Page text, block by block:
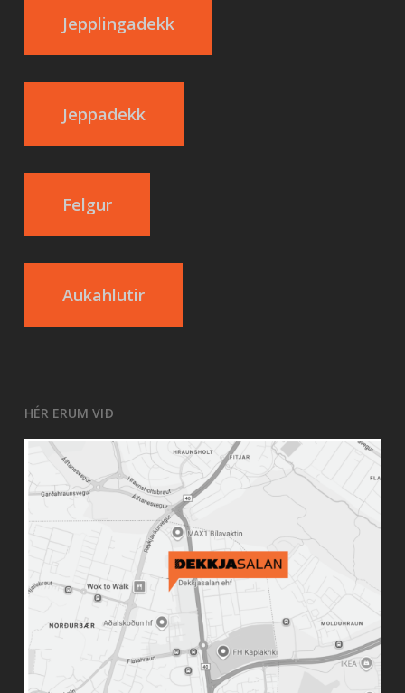
Jepplingadekk
Jeppadekk
Felgur
Aukahlutir
HÉR ERUM VIÐ